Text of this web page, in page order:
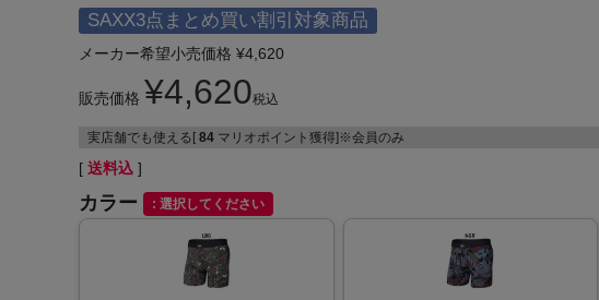
サックス SAXX
SAXX3点まとめ買い割引対象商品
メーカー希望小売価格 ¥4,620
販売価格 ¥4,620税込
実店舗でも使える[ 84 マリオポイント獲得]※会員のみ
送料込
カラー 選択してください